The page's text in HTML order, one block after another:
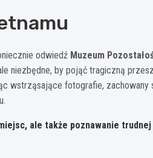
odwiedź Muzeum
niezbędne, by pojąć tragiczną
wstrząsające fotografie,
ale także poznawanie